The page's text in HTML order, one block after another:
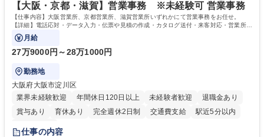
【大阪・京都・滋賀】営業事務 ※未経験可 営業事務
【仕事内容】大阪営業所、京都営業所、滋賀営業所いずれかにて営業事務をお任せ。
【詳細】電話応対・データ入力・伝票や見積の作成・カタログ送付・来客対応・営業所内
で発生する事務業務や業務改善をお任せ。
月給
27万9000円～28万1000円
勤務地
大阪府大阪市淀川区
業界未経験歓迎
年間休日120日以上 未経験者歓迎
退職金あり
賞与あり
育休あり 完全週休2日制 交通費支給
駅近5分以内
土日祝休み
仕事の内容